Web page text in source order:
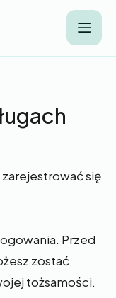
się
Przed
zostać
tożsamości.